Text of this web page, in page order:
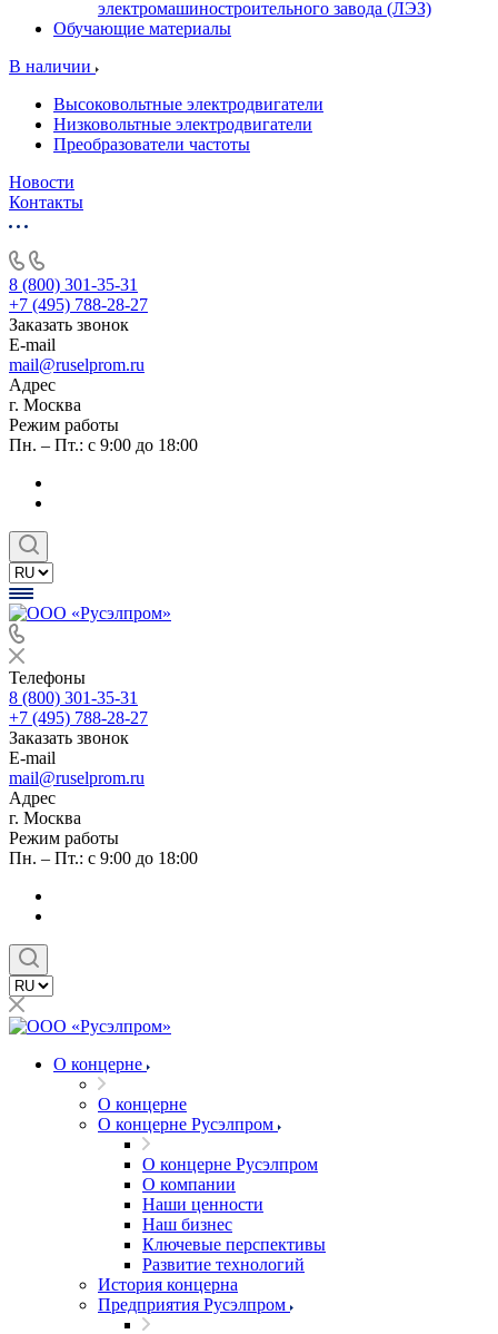
электромашиностроительного завода (ЛЭЗ)
Обучающие материалы
В наличии
Высоковольтные электродвигатели
Низковольтные электродвигатели
Преобразователи частоты
Новости
Контакты
8 (800) 301-35-31
+7 (495) 788-28-27
Заказать звонок
E-mail
mail@ruselprom.ru
Адрес
г. Москва
Режим работы
Пн. – Пт.: с 9:00 до 18:00
Телефоны
8 (800) 301-35-31
+7 (495) 788-28-27
Заказать звонок
E-mail
mail@ruselprom.ru
Адрес
г. Москва
Режим работы
Пн. – Пт.: с 9:00 до 18:00
О концерне
О концерне
О концерне Русэлпром
О концерне Русэлпром
О компании
Наши ценности
Наш бизнес
Ключевые перспективы
Развитие технологий
История концерна
Предприятия Русэлпром